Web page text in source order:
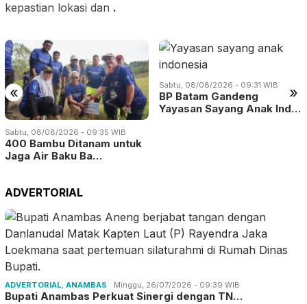
kepastian lokasi dan .
« »
Sabtu, 08/08/2026 - 09:35 WIB
400 Bambu Ditanam untuk
Jaga Air Baku Ba…
Sabtu, 08/08/2026 - 09:31 WIB
BP Batam Gandeng
Yayasan Sayang Anak Ind…
ADVERTORIAL
ADVERTORIAL, ANAMBAS Minggu, 26/07/2026 - 09:39 WIB
Bupati Anambas Perkuat Sinergi dengan TN…